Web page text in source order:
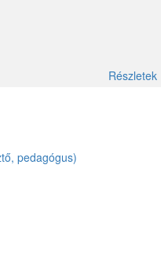
Részletek
pedagógus)